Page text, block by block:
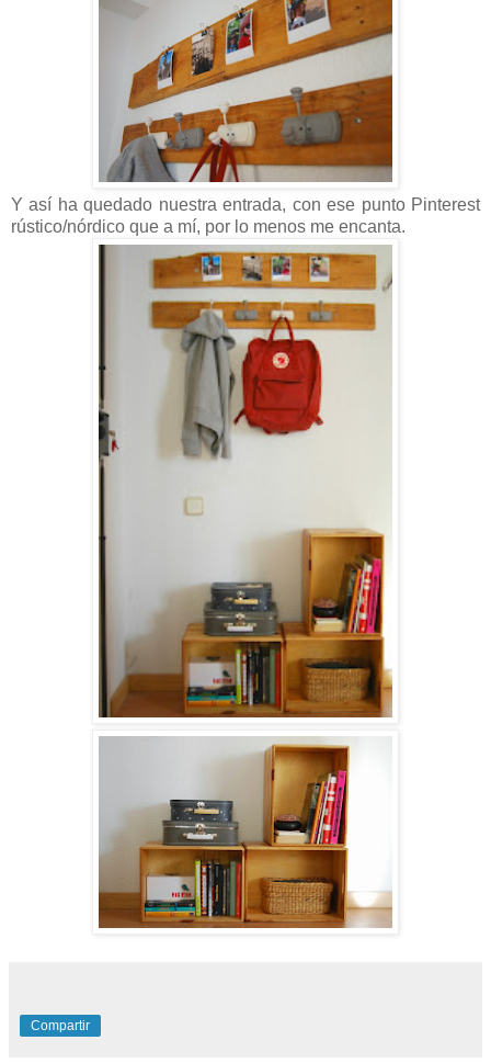
Y así ha quedado nuestra entrada, con ese punto Pinterest
rústico/nórdico que a mí, por lo menos me encanta.
Compartir